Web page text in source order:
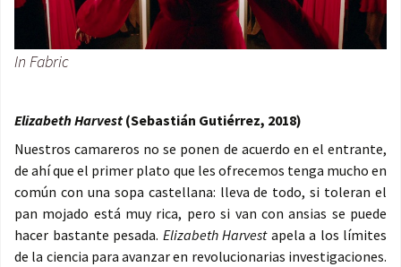
In Fabric
Elizabeth Harvest (Sebastián Gutiérrez, 2018)
Nuestros camareros no se ponen de acuerdo en el entrante,
de ahí que el primer plato que les ofrecemos tenga mucho en
común con una sopa castellana: lleva de todo, si toleran el
pan mojado está muy rica, pero si van con ansias se puede
hacer bastante pesada. Elizabeth Harvestapela a los límites
de la ciencia para avanzar en revolucionarias investigaciones.